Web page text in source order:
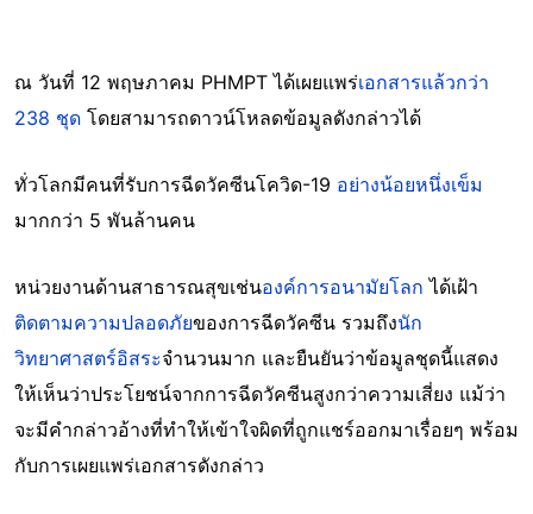
ณ วันที่ 12 พฤษภาคม PHMPT ได้เผยแพร่เอกสารแล้วกว่า
238 ชุด โดยสามารถดาวน์โหลดข้อมูลดังกล่าวได้
ทั่วโลกมีคนที่รับการฉีดวัคซีนโควิด-19 อย่างน้อยหนึ่งเข็ม
มากกว่า 5 พันล้านคน
หน่วยงานด้านสาธารณสุขเช่นองค์การอนามัยโลกได้เฝ้า
ติดตามความปลอดภัยของการฉีดวัคซีน รวมถึงนัก
วิทยาศาสตร์อิสระจำนวนมาก และยืนยันว่าข้อมูลชุดนี้แสดง
ให้เห็นว่าประโยชน์จากการฉีดวัคซีนสูงกว่าความเสี่ยง แม้ว่า
จะมีคำกล่าวอ้างที่ทำให้เข้าใจผิดที่ถูกแชร์ออกมาเรื่อยๆ พร้อม
กับการเผยแพร่เอกสารดังกล่าว